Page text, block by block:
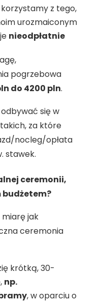
z tego,
urozmaiconym
nieodpłatnie
pogrzebowa
do 4200 pln.
się w
za które
nocleg/opłata
stawek.
ceremonii,
budżetem?
jak
ceremonia
krótką, 30-
np.
, w oparciu o